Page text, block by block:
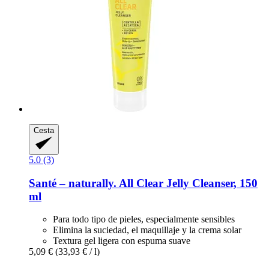
Cesta
5.0 (3)
Santé – naturally. All Clear Jelly Cleanser, 150
ml
Para todo tipo de pieles, especialmente sensibles
Elimina la suciedad, el maquillaje y la crema solar
Textura gel ligera con espuma suave
5,09 € (33,93 € / l)